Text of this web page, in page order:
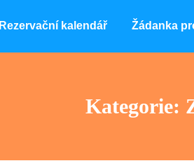
Rezervační kalendář Žádanka
Kategorie: